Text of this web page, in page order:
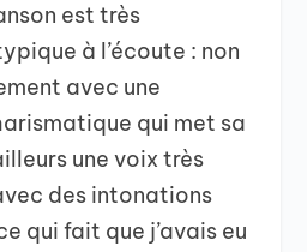
est très
à l’écoute : non
avec une
qui met sa
une voix très
des intonations
qui fait que j’avais eu